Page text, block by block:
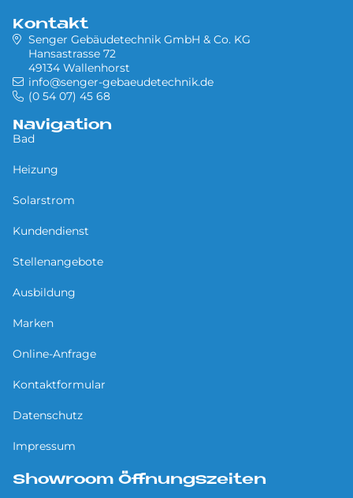
Kontakt
Senger Gebäudetechnik GmbH & Co. KG
Hansastrasse 72
49134 Wallenhorst
info@senger-gebaeudetechnik.de
(0 54 07) 45 68
Navigation
Bad
Heizung
Solarstrom
Kundendienst
Stellenangebote
Ausbildung
Marken
Online-Anfrage
Kontaktformular
Datenschutz
Impressum
Showroom Öffnungszeiten